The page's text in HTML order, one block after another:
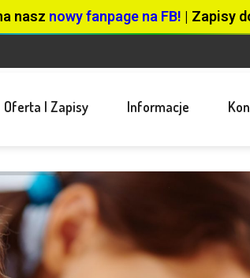
nasz nowy fanpage na FB! | Zapisy
Oferta I Zapisy Informacje